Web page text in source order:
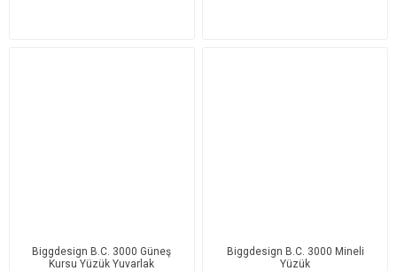
Biggdesign B.C. 3000 Güneş
Kursu Yüzük Yuvarlak
Biggdesign B.C. 3000 Mineli
Yüzük